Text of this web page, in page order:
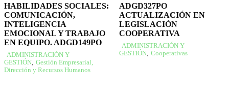
HABILIDADES SOCIALES:
COMUNICACIÓN,
INTELIGENCIA
EMOCIONAL Y TRABAJO
EN EQUIPO. ADGD149PO
ADMINISTRACIÓN Y
GESTIÓN, Gestión Empresarial,
Dirección y Recursos Humanos
ADGD327PO
ACTUALIZACIÓN EN
LEGISLACIÓN
COOPERATIVA
ADMINISTRACIÓN Y
GESTIÓN, Cooperativas